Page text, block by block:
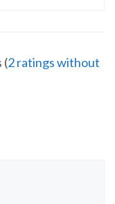
(2 ratings without